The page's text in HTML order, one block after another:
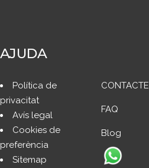
AJUDA
Política de
privacitat
Avís legal
Cookies de
preferència
Sitemap
CONTACTE
FAQ
Blog